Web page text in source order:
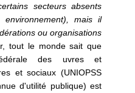
secteurs absents
environnement), mais il
ou organisations
tout le monde sait que
des uvres et
et sociaux (UNIOPSS
d'utilité publique) est